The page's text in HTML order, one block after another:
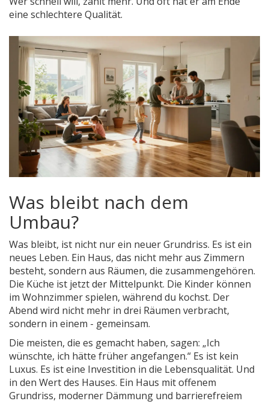
eine schlechtere Qualität.
Was bleibt nach dem
Umbau?
Was bleibt, ist nicht nur ein neuer Grundriss. Es ist ein
neues Leben. Ein Haus, das nicht mehr aus Zimmern
besteht, sondern aus Räumen, die zusammengehören.
Die Küche ist jetzt der Mittelpunkt. Die Kinder können
im Wohnzimmer spielen, während du kochst. Der
Abend wird nicht mehr in drei Räumen verbracht,
sondern in einem - gemeinsam.
Die meisten, die es gemacht haben, sagen: „Ich
wünschte, ich hätte früher angefangen.“ Es ist kein
Luxus. Es ist eine Investition in die Lebensqualität. Und
in den Wert des Hauses. Ein Haus mit offenem
Grundriss, moderner Dämmung und barrierefreiem